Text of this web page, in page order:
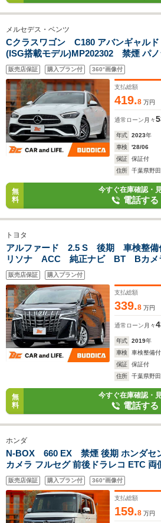
メルセデス・ベンツ
Cクラスワゴン C180 アバンギャル
(ISG搭載モデル)MP202302 禁煙 パ
カメラ メルセデスミー レーダーセー
BSM 革ステア 合皮コンビシート Pシ
ックドア アンビエント 純18AW
販売店保証 購入プラン付 360°画像付
支払総額
419.8 万円
通常ローン 月々
年式 2023年
車検
'28/06
保証
保証付
住所
千葉県野
無
料
今すぐ在庫確認・
電話する
トヨタ
アルファード 2.5 S 後期 車検整
リソナ ACC 純正ナビ BT Bカメ
ールド Aライト Aハイビーム フ
席オットマン Pスタート ISOFIX
販売店保証 購入プラン付
支払総額
339.8 万円
通常ローン 月々
年式 2019年
車検
車検整備付
保証
保証付
住所
千葉県野
無
料
今すぐ在庫確認・
電話する
ホンダ
N-BOX 660 EX 禁煙 後期 ホンダセ
カメラ フルセグ 前後ドラレコ ETC 両
り防止 Aライト LEDヘッド 電格ミラ
マット 純正14インチAW
販売店保証 購入プラン付 360°画像付
支払総額
159.8 万円